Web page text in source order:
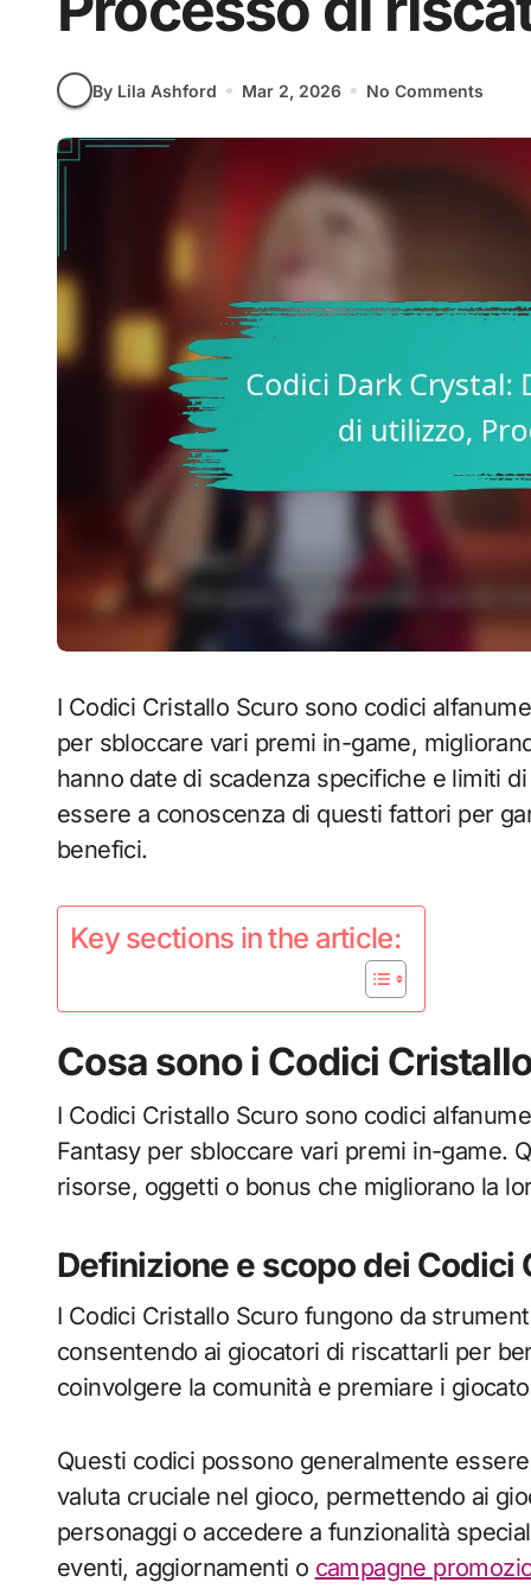
By Lila Ashford Mar 2, 2026 No Comments
I Codici Cristallo Scuro sono codici
per sbloccare vari premi in-game,
hanno date di scadenza specifiche e limiti
essere a conoscenza di questi fattori per
benefici.
Key sections in the article:
Cosa sono i Codici
I Codici Cristallo Scuro sono codici
Fantasy per sbloccare vari premi in-game.
risorse, oggetti o bonus che migliorano la
Definizione e scopo dei Codici
I Codici Cristallo Scuro fungono da
consentendo ai giocatori di riscattarli per
coinvolgere la comunità e premiare i
Questi codici possono generalmente
valuta cruciale nel gioco, permettendo ai
personaggi o accedere a funzionalità
eventi, aggiornamenti o campagne